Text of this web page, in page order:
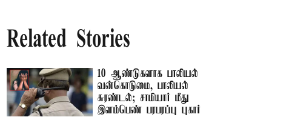
Related Stories
10 ஆண்டுகளாக பாலியல்
வன்கொடுமை, பாலியல்
சுரண்டல்; சாமியார் மீது
இளம்பெண் பரபரப்பு புகார்